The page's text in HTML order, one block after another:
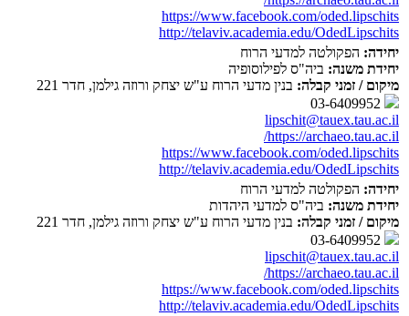
https://www.facebook.com/oded.lipschits
http://telaviv.academia.edu/OdedLipschits
יחידה: הפקולטה למדעי הרוח
יחידת משנה: ביה"ס לפילוסופיה
מיקום / זמני קבלה: בנין מדעי הרוח ע"ש יצחק ורוזה גילמן, חדר 221
lipschit@tauex.tau.ac.il
https://archaeo.tau.ac.il/
https://www.facebook.com/oded.lipschits
http://telaviv.academia.edu/OdedLipschits
יחידה: הפקולטה למדעי הרוח
יחידת משנה: ביה"ס למדעי היהדות
מיקום / זמני קבלה: בנין מדעי הרוח ע"ש יצחק ורוזה גילמן, חדר 221
lipschit@tauex.tau.ac.il
https://archaeo.tau.ac.il/
https://www.facebook.com/oded.lipschits
http://telaviv.academia.edu/OdedLipschits